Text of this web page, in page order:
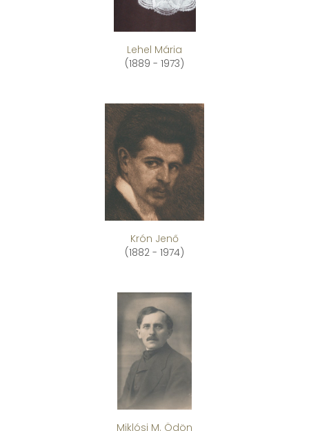
Lehel Mária
(1889 - 1973)
Krón Jenő
(1882 - 1974)
Miklósi M. Ödön